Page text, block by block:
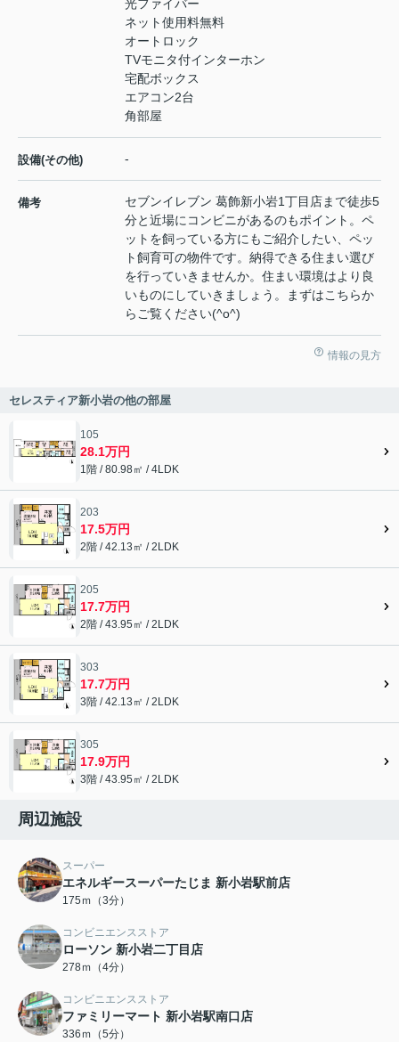
光ファイバー
ネット使用料無料
オートロック
TVモニタ付インターホン
宅配ボックス
エアコン2台
角部屋
設備(その他) -
備考
セブンイレブン 葛飾新小岩1丁目店まで徒歩5
分と近場にコンビニがあるのもポイント。ペ
ットを飼っている方にもご紹介したい、ペッ
ト飼育可の物件です。納得できる住まい選び
を行っていきませんか。住まい環境はより良
いものにしていきましょう。まずはこちらか
らご覧ください(^o^)
情報の見方
セレスティア新小岩の他の部屋
105
28.1万円
1階 / 80.98㎡ / 4LDK
203
17.5万円
2階 / 42.13㎡ / 2LDK
205
17.7万円
2階 / 43.95㎡ / 2LDK
303
17.7万円
3階 / 42.13㎡ / 2LDK
305
17.9万円
3階 / 43.95㎡ / 2LDK
周辺施設
スーパー
エネルギースーパーたじま 新小岩駅前店
175ｍ（3分）
コンビニエンスストア
ローソン 新小岩二丁目店
278ｍ（4分）
コンビニエンスストア
ファミリーマート 新小岩駅南口店
336ｍ（5分）